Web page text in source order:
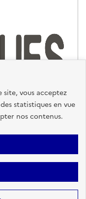
site, vous acceptez
statistiques en vue
nos contenus.
Mentions
cookies
FAQ
site sont sous